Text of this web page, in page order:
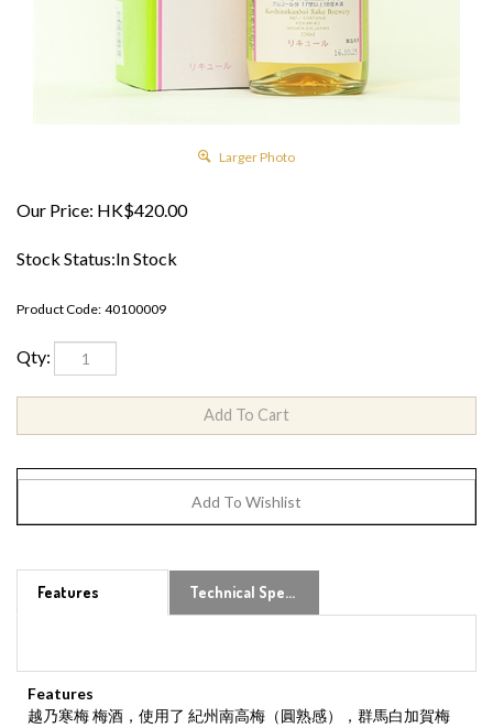
Larger Photo
Our Price: HK$420.00
Stock Status:In Stock
Product Code: 40100009
Qty:
Features Technical Specs
Features
越乃寒梅 梅酒，使用了 紀州南高梅（圓熟感），群馬白加賀梅
（香氣） 及 亀田藤五郎梅（清爽感） 三種不同品種的優質梅